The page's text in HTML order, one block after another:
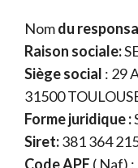
Nomdu
Raison sociale:
Siège social : 29
31500
Forme juridique :
Siret:381 364
Code APE ( Naf) :